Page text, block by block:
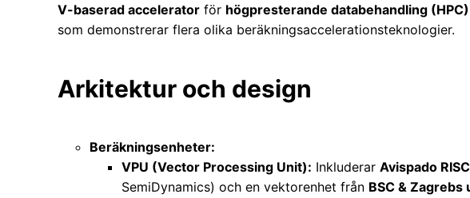
V-baserad accelerator för högpresterande databehandling (HPC)
som demonstrerar flera olika beräkningsaccelerationsteknologier.
Arkitektur och design
Beräkningsenheter:
VPU (Vector Processing Unit): Inkluderar Avispado
SemiDynamics) och en vektorenhet från BSC &